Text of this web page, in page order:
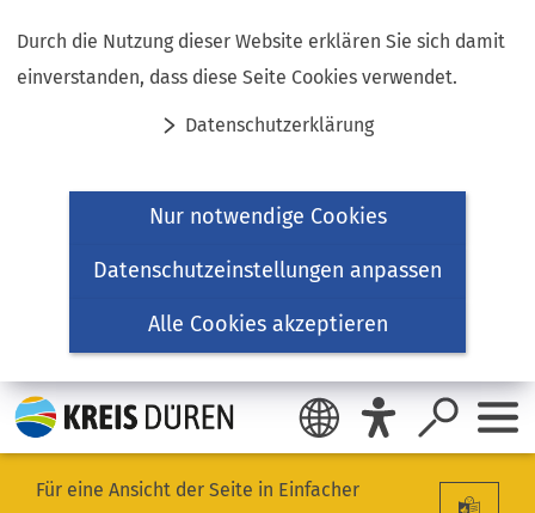
Durch die Nutzung dieser Website erklären Sie sich damit
einverstanden, dass diese Seite Cookies verwendet.
Datenschutzerklärung
Nur notwendige Cookies
Datenschutzeinstellungen anpassen
Alle Cookies akzeptieren
Inhalt anspringen
Für eine Ansicht der Seite in Einfacher